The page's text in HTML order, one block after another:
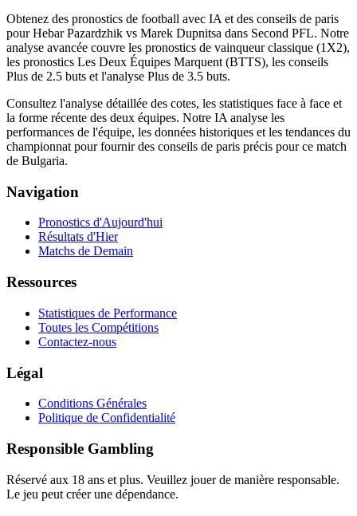
Obtenez des pronostics de football avec IA et des conseils de paris
pour Hebar Pazardzhik vs Marek Dupnitsa dans Second PFL. Notre
analyse avancée couvre les pronostics de vainqueur classique (1X2),
les pronostics Les Deux Équipes Marquent (BTTS), les conseils
Plus de 2.5 buts et l'analyse Plus de 3.5 buts.
Consultez l'analyse détaillée des cotes, les statistiques face à face et
la forme récente des deux équipes. Notre IA analyse les
performances de l'équipe, les données historiques et les tendances du
championnat pour fournir des conseils de paris précis pour ce match
de Bulgaria.
Navigation
Pronostics d'Aujourd'hui
Résultats d'Hier
Matchs de Demain
Ressources
Statistiques de Performance
Toutes les Compétitions
Contactez-nous
Légal
Conditions Générales
Politique de Confidentialité
Responsible Gambling
Réservé aux 18 ans et plus. Veuillez jouer de manière responsable.
Le jeu peut créer une dépendance.